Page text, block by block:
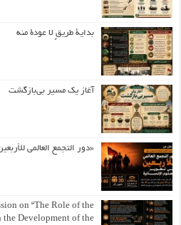
بداية طريقٍ لا عودة منه
آغاز یک مسیر بی‌بازگشت
«دور التجمع العالمي
on “The Role of the
Development of the